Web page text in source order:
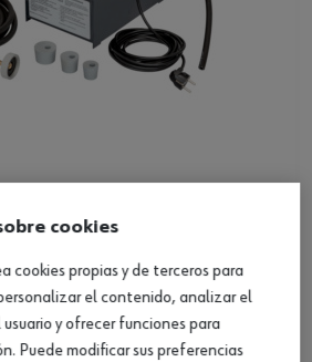
Ver producto
cookies
cookies propias y de terceros para
el contenido, analizar el
y ofrecer funciones para
Puede modificar sus preferencias